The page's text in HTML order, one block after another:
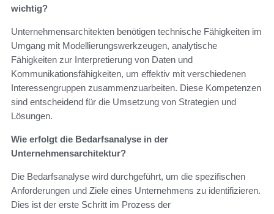
wichtig?
Unternehmensarchitekten benötigen technische Fähigkeiten im
Umgang mit Modellierungswerkzeugen, analytische
Fähigkeiten zur Interpretierung von Daten und
Kommunikationsfähigkeiten, um effektiv mit verschiedenen
Interessengruppen zusammenzuarbeiten. Diese Kompetenzen
sind entscheidend für die Umsetzung von Strategien und
Lösungen.
Wie erfolgt die Bedarfsanalyse in der
Unternehmensarchitektur?
Die Bedarfsanalyse wird durchgeführt, um die spezifischen
Anforderungen und Ziele eines Unternehmens zu identifizieren.
Dies ist der erste Schritt im Prozess der